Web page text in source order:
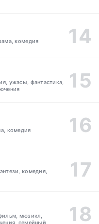
комедия
ужасы, фантастика,
комедия
комедия,
мюзикл,